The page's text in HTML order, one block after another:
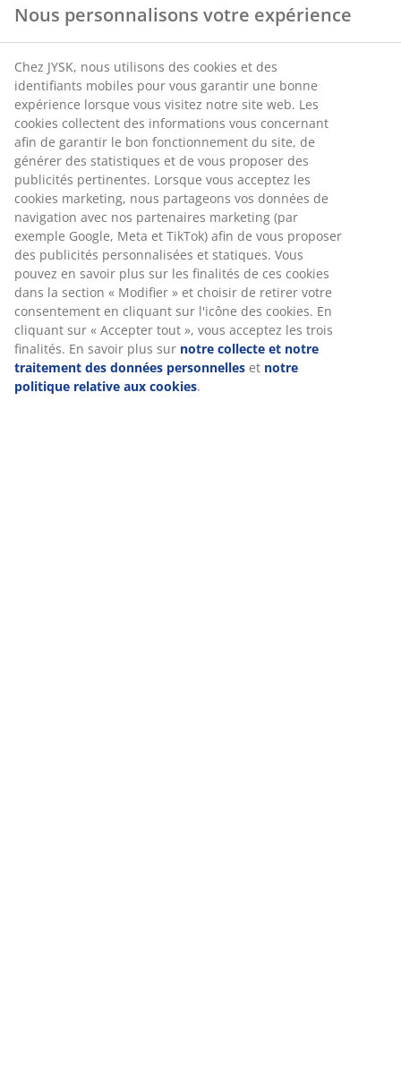
Nous personnalisons votre expérience
Chez JYSK, nous utilisons des cookies et des
identifiants mobiles pour vous garantir une bonne
expérience lorsque vous visitez notre site web. Les
cookies collectent des informations vous concernant
afin de garantir le bon fonctionnement du site, de
générer des statistiques et de vous proposer des
publicités pertinentes. Lorsque vous acceptez les
cookies marketing, nous partageons vos données de
navigation avec nos partenaires marketing (par
exemple Google, Meta et TikTok) afin de vous proposer
des publicités personnalisées et statiques. Vous
pouvez en savoir plus sur les finalités de ces cookies
dans la section « Modifier » et choisir de retirer votre
consentement en cliquant sur l'icône des cookies. En
cliquant sur « Accepter tout », vous acceptez les trois
finalités. En savoir plus sur notre collecte et notre
traitement des données personnelles et notre
politique relative aux cookies.